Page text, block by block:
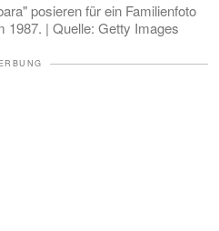
posieren für ein Familienfoto
1987. | Quelle: Getty Images